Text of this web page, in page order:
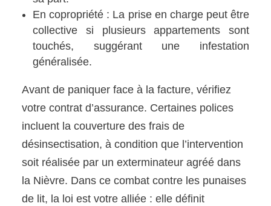
En copropriété : La prise en charge peut être
collective si plusieurs appartements sont
touchés, suggérant une infestation
généralisée.
Avant de paniquer face à la facture, vérifiez
votre contrat d’assurance. Certaines polices
incluent la couverture des frais de
désinsectisation, à condition que l’intervention
soit réalisée par un exterminateur agréé dans
la Nièvre. Dans ce combat contre les punaises
de lit, la loi est votre alliée : elle définit